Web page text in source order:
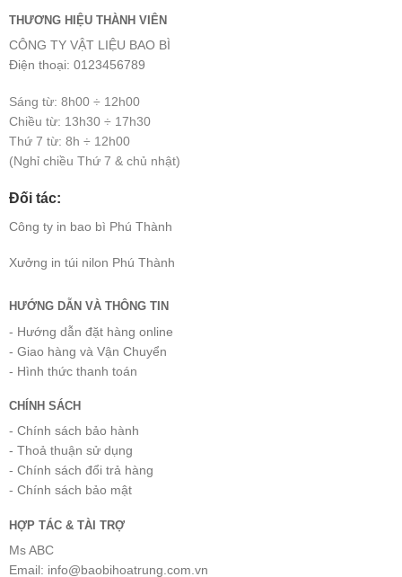
THƯƠNG HIỆU THÀNH VIÊN
CÔNG TY VẬT LIỆU BAO BÌ
Điện thoại: 0123456789
Sáng từ: 8h00 ÷ 12h00
Chiều từ: 13h30 ÷ 17h30
Thứ 7 từ: 8h ÷ 12h00
(Nghỉ chiều Thứ 7 & chủ nhật)
Đối tác:
Công ty in bao bì Phú Thành
Xưởng in túi nilon Phú Thành
HƯỚNG DẪN VÀ THÔNG TIN
- Hướng dẫn đặt hàng online
- Giao hàng và Vận Chuyển
- Hình thức thanh toán
CHÍNH SÁCH
- Chính sách bảo hành
- Thoả thuận sử dụng
- Chính sách đổi trả hàng
- Chính sách bảo mật
HỢP TÁC & TÀI TRỢ
Ms ABC
Email: info@baobihoatrung.com.vn